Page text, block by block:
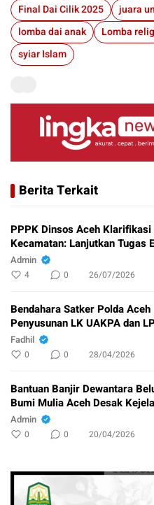
Final Dai Cilik 2025
juara
lomba dai anak
Lomba
syiar Islam
Berita Terkait
PPPK Dinsos Aceh
Kecamatan: Lanjutkan Tugas
Admin
4 0 26/07/2026
Bendahara Satker Polda
Penyusunan LK UAKPA dan
Fadhil
0 0 28/04/2026
Bantuan Banjir Dewantara
Bumi Mulia Aceh Desak
Admin
0 0 20/04/2026